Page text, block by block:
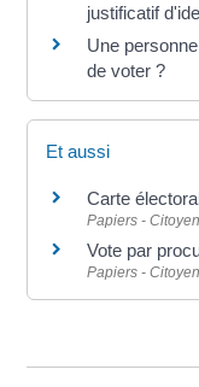
justificatif
Une
de voter ?
Et aussi
Carte
Papiers -
Vote par
Papiers -